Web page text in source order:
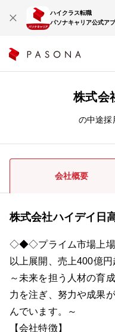
ハイクラス転職
パソナキャリア公式ア
株式会
の中途採
会社概要
株式会社ハイデイ日
◇◆◇プライム市場上場
以上展開、売上400億
～未来を担う人材の育
力を注ぎ、努力や成果
んでいます。～
【会社特徴】